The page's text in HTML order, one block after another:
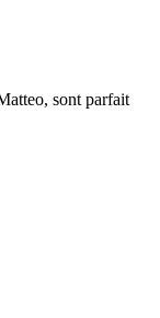
sont parfait